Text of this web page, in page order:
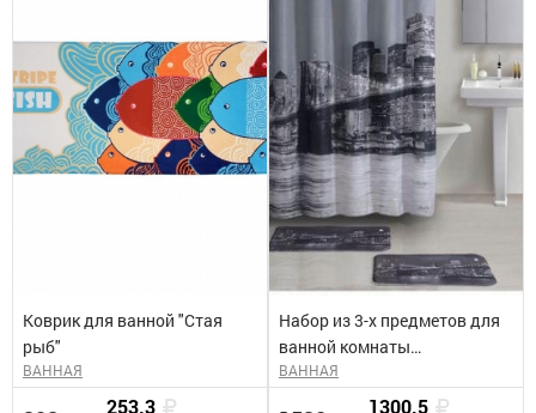
Коврик для ванной "Стая
рыб"
ВАННАЯ
253.3
Набор из 3-х предметов для
ванной комнаты
"Бруклинский мост", 2
коврика, микрофибра, 1
ВАННАЯ
1300.5